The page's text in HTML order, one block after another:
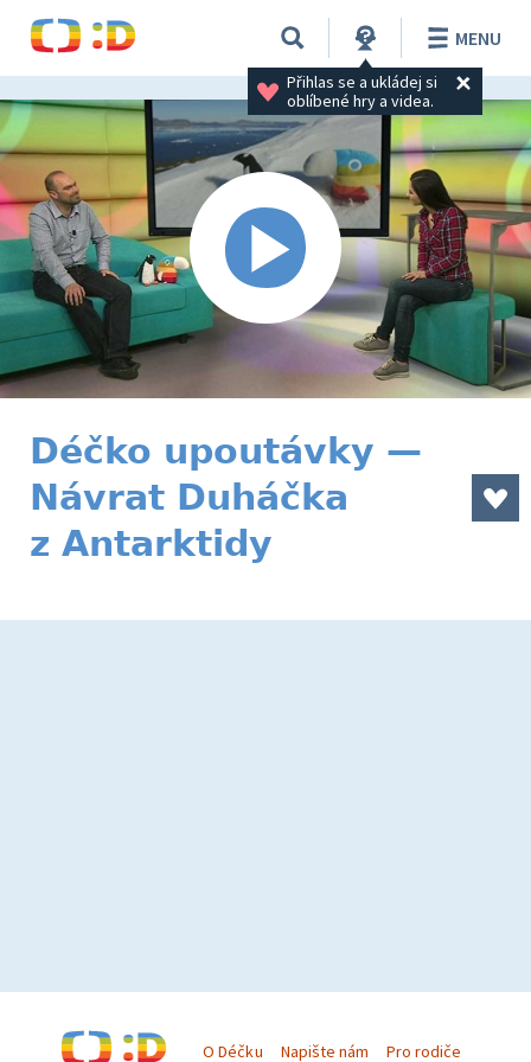
Přihlas se a ukládej si
oblíbené hry a videa.
MENU
Déčko upoutávky —
Návrat Duháčka
z Antarktidy
O Déčku Napište nám Pro rodiče